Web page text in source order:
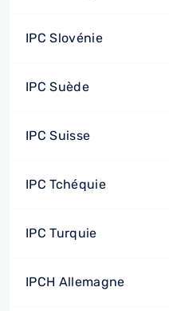
IPC Slovénie
IPC Suède
IPC Suisse
IPC Tchéquie
IPC Turquie
IPCH Allemagne